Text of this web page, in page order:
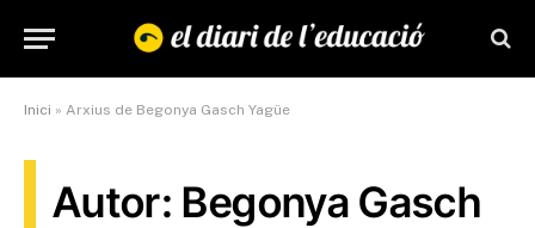
Inici » Arxius de Begonya Gasch Yagüe
Autor: Begonya Gasch